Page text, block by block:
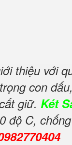
thiệu với
con
giữ. Két
độ C,